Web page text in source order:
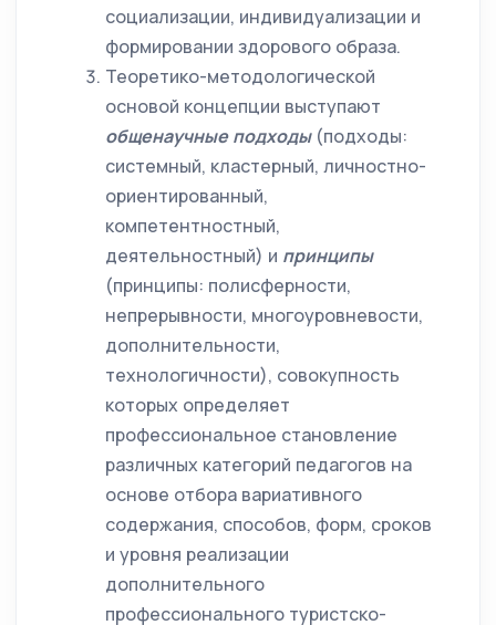
социализации, индивидуализации и
формировании здорового образа.
Теоретико-методологической
основой концепции выступают
общенаучные подходы(подходы:
системный, кластерный, личностно-
ориентированный,
компетентностный,
деятельностный) и принципы
(принципы: полисферности,
непрерывности, многоуровневости,
дополнительности,
технологичности), совокупность
которых определяет
профессиональное становление
различных категорий педагогов на
основе отбора вариативного
содержания, способов, форм, сроков
и уровня реализации
дополнительного
профессионального туристско-